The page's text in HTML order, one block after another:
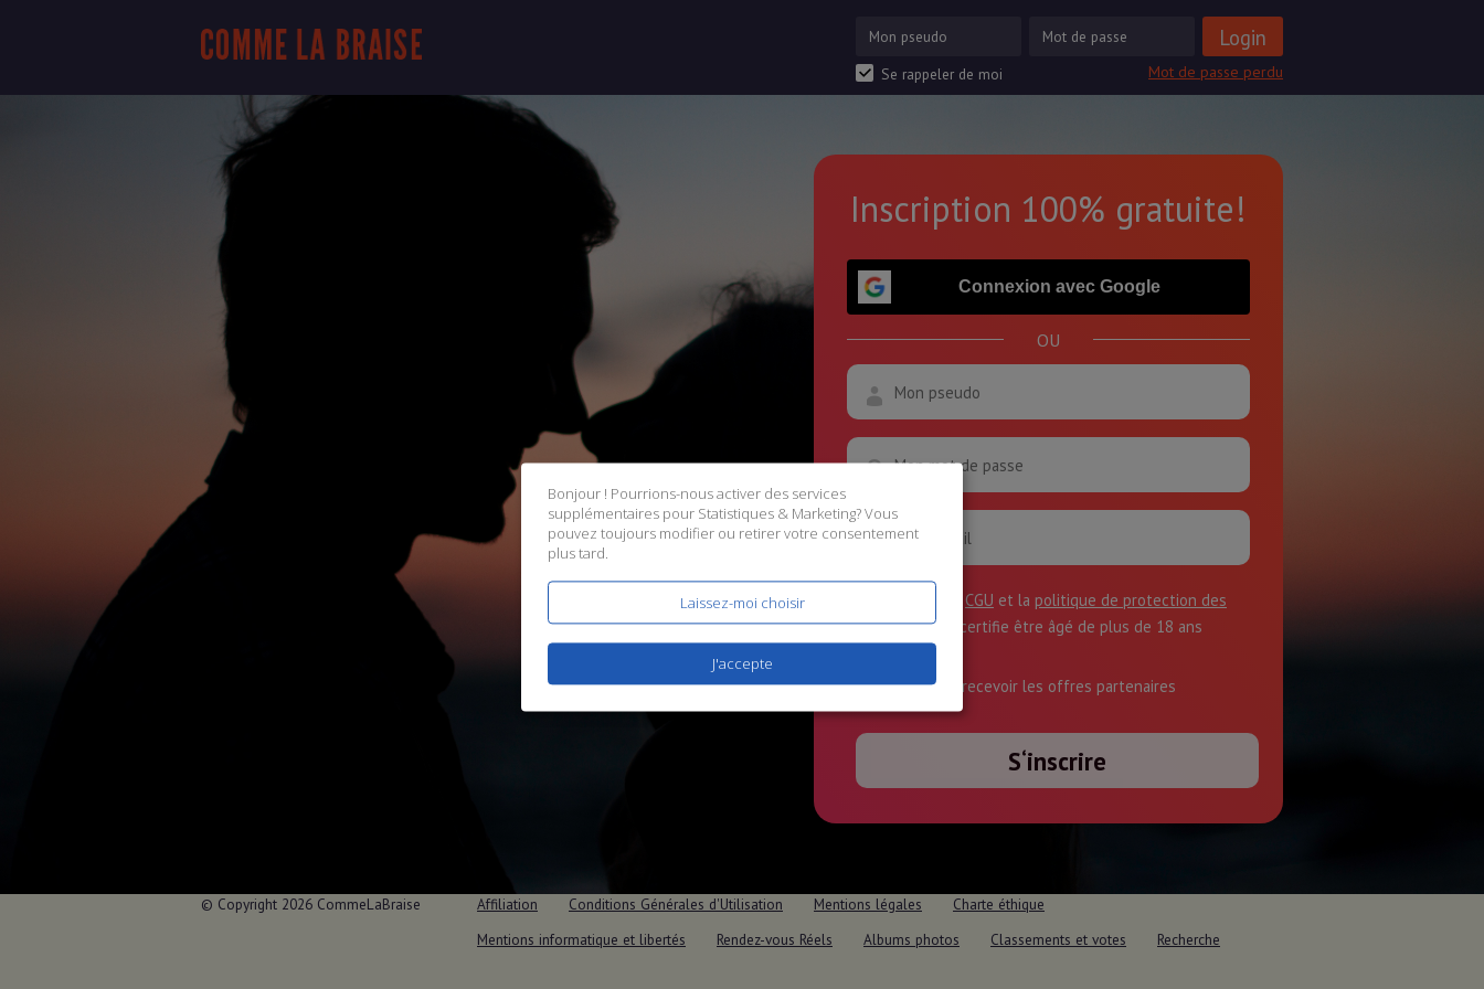
Mot de passe perdu
Se rappeler de moi
Inscription 100% gratuite!
Connexion avec Google
OU
CGU et la politique de protection des
données, et certifie être âgé de plus de 18 ans
J'accepte de recevoir les offres partenaires
© Copyright 2026 CommeLaBraise Affiliation Conditions Générales d'Utilisation Mentions légales
Charte éthique
Mentions informatique et libertés
Rendez-vous Réels Albums photos Classements et votes Recherche
Bonjour ! Pourrions-nous activer des services
supplémentaires pour Statistiques & Marketing? Vous
pouvez toujours modifier ou retirer votre consentement
plus tard.
Laissez-moi choisir
J'accepte